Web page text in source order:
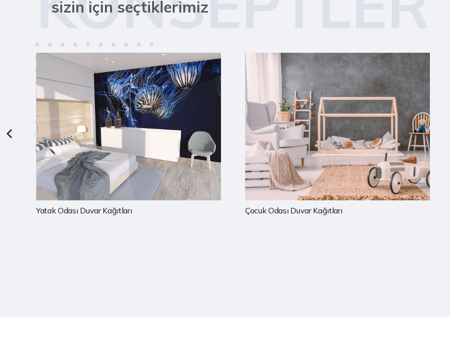
sizin için seçtiklerimiz
Çocuk Odası Duvar Kağıtları Mutfak Duvar Kağıtları